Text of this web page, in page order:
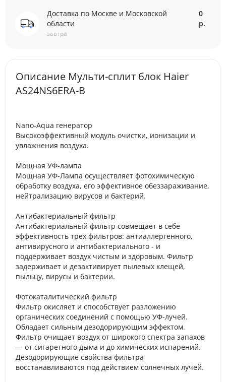
Доставка по Москве и Московской
области
завтра
0
р.
Описание Мульти-сплит блок Haier
AS24NS6ERA-B
Nano-Aqua генератор
Высокоэффективный модуль очистки, ионизации и
увлажнения воздуха.
Мощная УФ-лампа
Мощная УФ-Лампа осуществляет фотохимическую
обработку воздуха, его эффективное обеззараживание,
нейтрализацию вирусов и бактерий.
Антибактериальный фильтр
Антибактериальный фильтр совмещает в себе
эффективность трех фильтров: антиаллергенного,
антивирусного и антибактериального - и
поддерживает воздух чистым и здоровым. Фильтр
задерживает и дезактивирует пылевых клещей,
пыльцу, вирусы и бактерии.
Фотокаталитический фильтр
Фильтр окисляет и способствует разложению
органических соединений с помощью УФ-лучей.
Обладает сильным дезодорирующим эффектом.
Фильтр очищает воздух от широкого спектра запахов
— от сигаретного дыма и до химических испарений.
Дезодорирующие свойства фильтра
восстанавливаются под действием солнечных лучей.